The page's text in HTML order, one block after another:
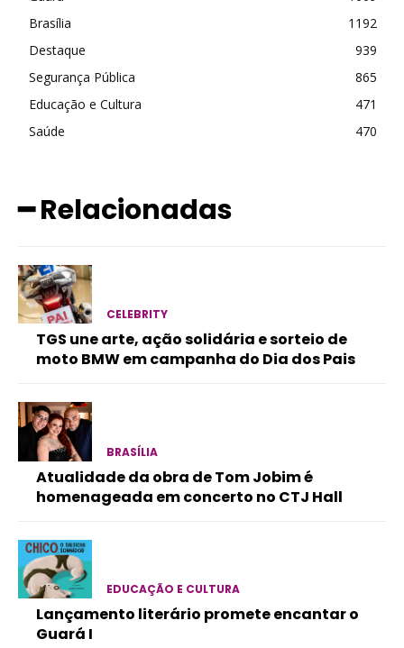
Brasília
1192
Destaque
939
Segurança Pública
865
Educação e Cultura
471
Saúde
470
━ Relacionadas
CELEBRITY
TGS une arte, ação solidária e sorteio de
moto BMW em campanha do Dia dos Pais
BRASÍLIA
Atualidade da obra de Tom Jobim é
homenageada em concerto no CTJ Hall
EDUCAÇÃO E CULTURA
Lançamento literário promete encantar o
Guará I